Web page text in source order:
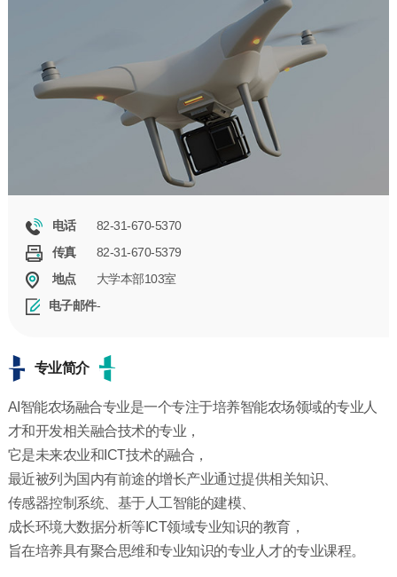
电话
82-31-670-5370
传真
82-31-670-5379
地点
大学本部103室
电子邮件-
专业简介
AI智能农场融合专业是一个专注于培养智能农场领域的专业人
才和开发相关融合技术的专业，
它是未来农业和ICT技术的融合，
最近被列为国内有前途的增长产业通过提供相关知识、
传感器控制系统、基于人工智能的建模、
成长环境大数据分析等ICT领域专业知识的教育，
旨在培养具有聚合思维和专业知识的专业人才的专业课程。